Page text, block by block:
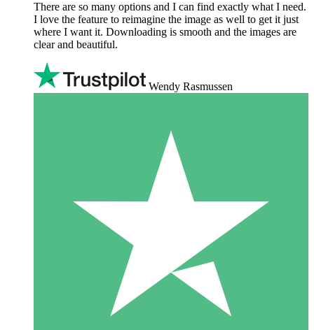
There are so many options and I can find exactly what I need.
I love the feature to reimagine the image as well to get it just
where I want it. Downloading is smooth and the images are
clear and beautiful.
Wendy Rasmussen